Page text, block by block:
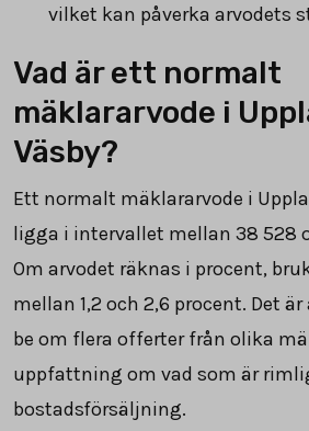
vilket kan påverka arvodets
Vad är ett normalt
mäklararvode i
Väsby?
Ett normalt mäklararvode i
ligga i intervallet mellan 38 528
Om arvodet räknas i procent,
mellan 1,2 och 2,6 procent. Det
be om flera offerter från olika
uppfattning om vad som är
bostadsförsäljning.